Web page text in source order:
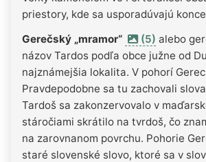
priestory, kde sa usporadúvajú
Gerečský „mramor“
(5) alebo
názov Tardos podľa obce južne od
najznámejšia lokalita. V pohorí
Pravdepodobne sa tu zachovali
Tardoš sa zakonzervovalo v
stáročiami skrátilo na tvrdoš, čo
na zarovnanom povrchu. Pohorie
staré slovenské slovo, ktoré sa v